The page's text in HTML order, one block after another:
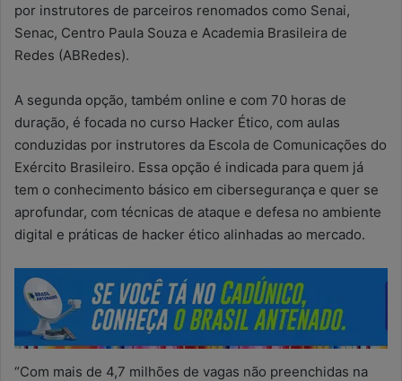
por instrutores de parceiros renomados como Senai,
Senac, Centro Paula Souza e Academia Brasileira de
Redes (ABRedes).
A segunda opção, também online e com 70 horas de
duração, é focada no curso Hacker Ético, com aulas
conduzidas por instrutores da Escola de Comunicações do
Exército Brasileiro. Essa opção é indicada para quem já
tem o conhecimento básico em cibersegurança e quer se
aprofundar, com técnicas de ataque e defesa no ambiente
digital e práticas de hacker ético alinhadas ao mercado.
“Com mais de 4,7 milhões de vagas não preenchidas na